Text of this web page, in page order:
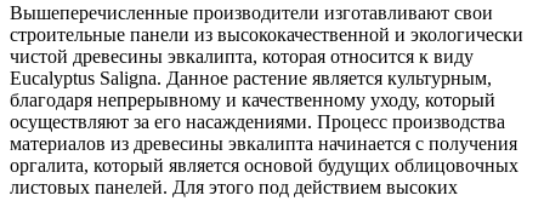
Вышеперечисленные производители изготавливают свои
строительные панели из высококачественной и экологически
чистой древесины эвкалипта, которая относится к виду
Eucalyptus Saligna. Данное растение является культурным,
благодаря непрерывному и качественному уходу, который
осуществляют за его насаждениями. Процесс производства
материалов из древесины эвкалипта начинается с получения
оргалита, который является основой будущих облицовочных
листовых панелей. Для этого под действием высоких